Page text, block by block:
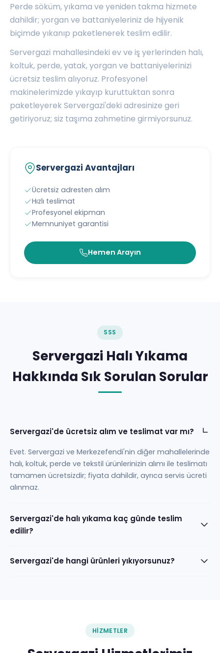
Perde söküm, yıkama ve yeniden takma hizmete
dahildir; yorgan ve battaniyeleriniz de hijyenik
biçimde yıkanıp paketlenerek teslim edilir.
Servergazi mahallesindeki ev ve iş yerlerinden halı,
koltuk, perde, yatak, yorgan ve battaniyelerinizi
ücretsiz teslim alıyoruz. Profesyonel
makinelerimizde yıkayıp kuruttuktan sonra
paketleyerek Servergazi'deki adresinize geri
getiriyoruz; siz taşıma zahmetine girmiyorsunuz.
Servergazi Avantajları
Ücretsiz adresten alım
Hızlı teslimat
Profesyonel ekipman
Memnuniyet garantisi
Hemen Arayın
SSS
Servergazi Halı Yıkama
Hakkında Sık Sorulan Sorular
Servergazi'de ücretsiz alım ve teslimat var mı?
Evet. Servergazi ve Merkezefendi'nin diğer mahallelerinde
halı, koltuk, perde ve tekstil ürünlerinizin alımı ile teslimatı
tamamen ücretsizdir; fiyata dahildir, ayrıca servis ücreti
alınmaz.
Servergazi'de halı yıkama kaç günde teslim
edilir?
Servergazi'de hangi ürünleri yıkıyorsunuz?
HIZMETLER